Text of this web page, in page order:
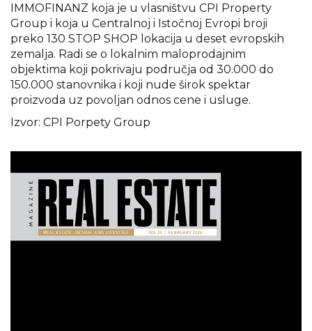
IMMOFINANZ koja je u vlasništvu CPI Property
Group i koja u Centralnoj i Istočnoj Evropi broji
preko 130 STOP SHOP lokacija u deset evropskih
zemalja. Radi se o lokalnim maloprodajnim
objektima koji pokrivaju područja od 30.000 do
150.000 stanovnika i koji nude širok spektar
proizvoda uz povoljan odnos cene i usluge.
Izvor: CPI Porpety Group